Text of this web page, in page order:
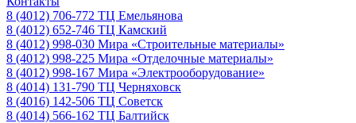
8 (4012) 706-772 ТЦ Емельянова
8 (4012) 652-746 ТЦ Камский
8 (4012) 998-030 Мира «Строительные материалы»
8 (4012) 998-225 Мира «Отделочные материалы»
8 (4012) 998-167 Мира «Электрооборудование»
8 (4014) 131-790 ТЦ Черняховск
8 (4016) 142-506 ТЦ Советск
8 (4014) 566-162 ТЦ Балтийск